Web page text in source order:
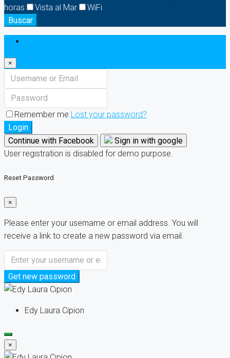
horas
Vista al Mar
WiFi
Buscar
×
Remember me Lost your password?
Login
Continue with Facebook
Sign in with google
User registration is disabled for demo purpose.
Reset Password
×
Please enter your username or email address. You will
receive a link to create a new password via email.
Get new password
Edy Laura Cipion
×